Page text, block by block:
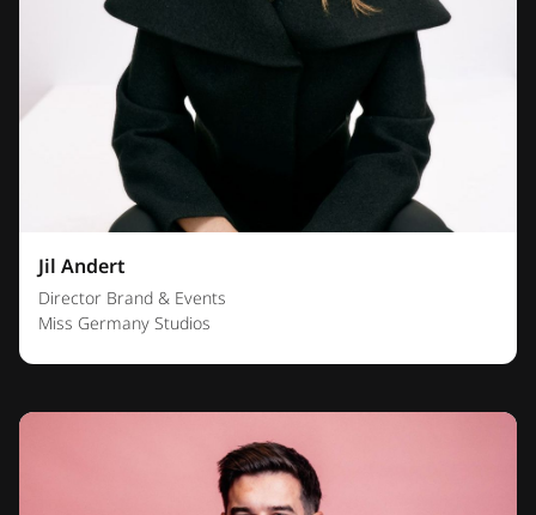
Jil Andert
Director Brand & Events
Miss Germany Studios